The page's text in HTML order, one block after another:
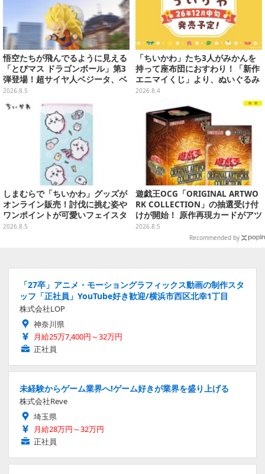
悟空たちが飛んでるように見える
「とびマス ドラゴンボール」第3
弾登場！超サイヤ人ベジータ、ベ
ジットなど全6種
2026.8.5
「ちいかわ」たち3人がみかんを
持って座布団におすわり！「新作
エニマイくじ」より、ぬいぐるみ
画像が初公開
2026.8.4
しまむらで「ちいかわ」グッズが
オンライン販売！討伐に挑む姿や
ワンポイントが可愛いフェイスタ
オル、バスマットなど全14種
2026.8.5
遊戯王OCG「ORIGINAL ARTWO
RK COLLECTION」の抽選受け付
けが開始！ 原作再現カードがアツ
いスペシャルパック
2026.8.5
Recommended by
「27卒」アニメ・モーショングラフィックス動画の制作スタ
ッフ「正社員」YouTube好き歓迎/横浜市西区北幸1丁目
株式会社LOP
神奈川県
月給25万7,400円～32万円
正社員
未経験からゲーム業界へ!ゲーム好きが業界を盛り上げる
株式会社Reve
埼玉県
月給28万円～32万円
正社員